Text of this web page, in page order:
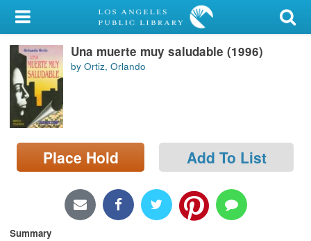
My Account
Library Card
Sign In
Search
Locations/Hours (external
page)
Una muerte muy saludable (1996)
by Ortiz, Orlando
Place Hold Add To List
Summary